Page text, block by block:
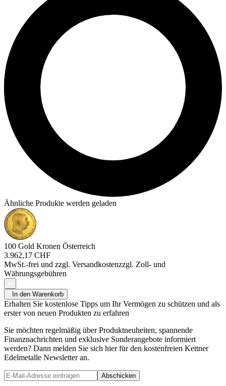
Ähnliche Produkte werden geladen
100 Gold Kronen Österreich
3.962,17 CHF
MwSt.-frei und zzgl. Versandkostenzzgl. Zoll- und
Währungsgebühren
In den Warenkorb
Erhalten Sie kostenlose Tipps um Ihr Vermögen zu schützen und als
erster von neuen Produkten zu erfahren
Sie möchten regelmäßig über Produktneuheiten, spannende
Finanznachrichten und exklusive Sonderangebote informiert
werden? Dann melden Sie sich hier für den kostenfreien Kettner
Edelmetalle Newsletter an.
Abschicken